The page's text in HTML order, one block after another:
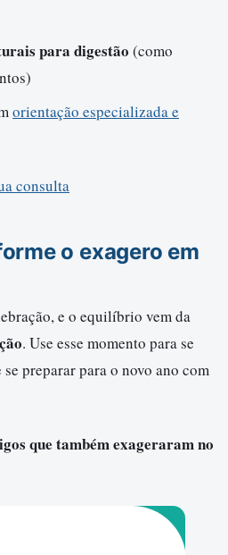
para digestão (como
orientação especializada e
consulta
o exagero em
e o equilíbrio vem da
. Use esse momento para se
preparar para o novo ano com
que também exageraram no